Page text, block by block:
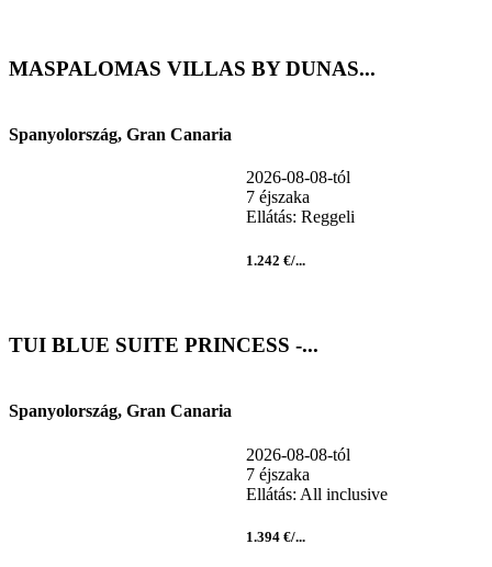
MASPALOMAS VILLAS BY DUNAS...
Spanyolország, Gran Canaria
2026-08-08-tól
7 éjszaka
Ellátás: Reggeli
1.242 €/...
TUI BLUE SUITE PRINCESS -...
Spanyolország, Gran Canaria
2026-08-08-tól
7 éjszaka
Ellátás: All inclusive
1.394 €/...